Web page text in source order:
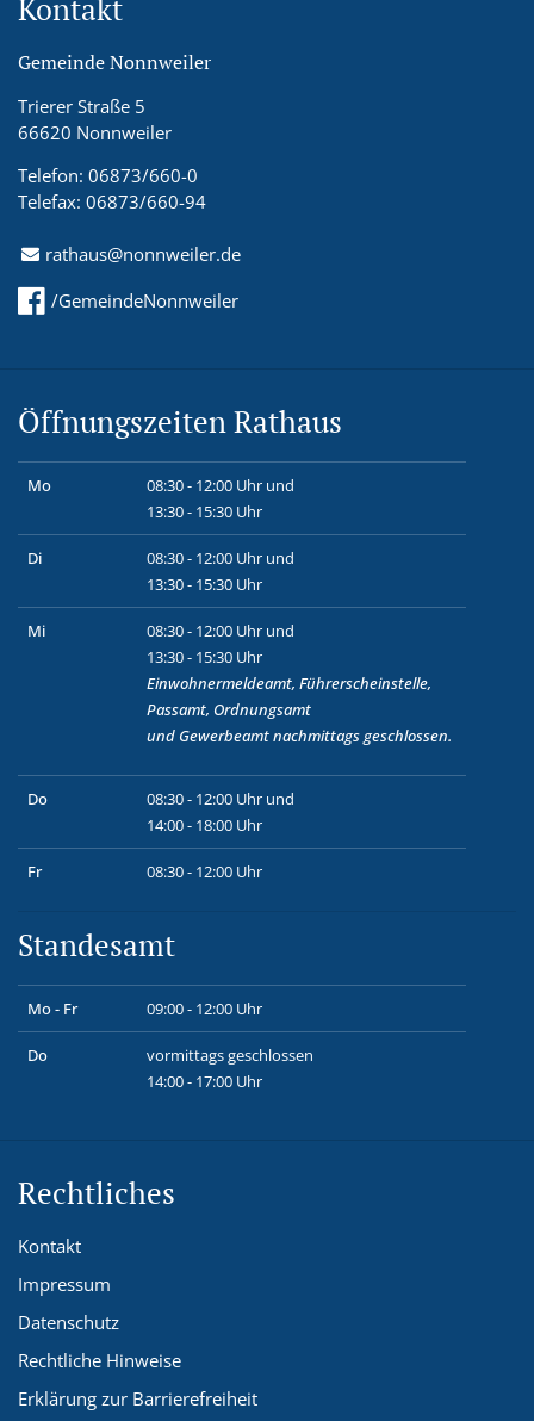
Kontakt
Gemeinde Nonnweiler
Trierer Straße 5
66620 Nonnweiler
Telefon: 06873/660-0
Telefax: 06873/660-94
rathaus@nonnweiler.de
/GemeindeNonnweiler
Öffnungszeiten Rathaus
Mo
08:30 - 12:00 Uhr und
13:30 - 15:30 Uhr
Di
08:30 - 12:00 Uhr und
13:30 - 15:30 Uhr
Mi
08:30 - 12:00 Uhr und
13:30 - 15:30 Uhr
Einwohnermeldeamt, Führerscheinstelle,
Passamt, Ordnungsamt
und Gewerbeamtnachmittags geschlossen.
Do
08:30 - 12:00 Uhr und
14:00 - 18:00 Uhr
Fr 08:30 - 12:00 Uhr
Standesamt
Mo - Fr 09:00 - 12:00 Uhr
Do
vormittags geschlossen
14:00 - 17:00 Uhr
Rechtliches
Kontakt
Impressum
Datenschutz
Rechtliche Hinweise
Erklärung zur Barrierefreiheit